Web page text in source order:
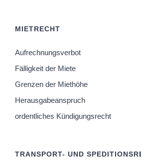
MIETRECHT
Aufrechnungsverbot
Fälligkeit der Miete
Grenzen der Miethöhe
Herausgabeanspruch
ordentliches Kündigungsrecht
TRANSPORT- UND